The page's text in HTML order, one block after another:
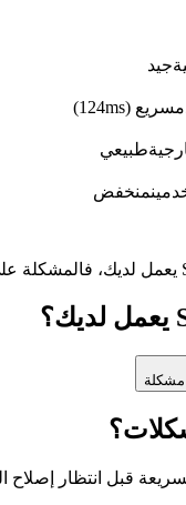
جيد
سريع (124ms)
طبيعي
منخفض
قبل انتظار إصلاح